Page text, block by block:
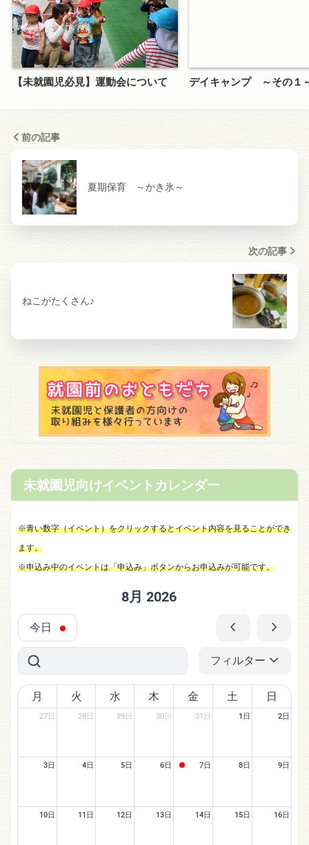
【未就園児必見】運動会について デイキャンプ ～その１
前の記事
夏期保育 ～かき氷～
次の記事
ねこがたくさん♪
未就園児向けイベントカレンダー
※青い数字（イベント）をクリックするとイベント内容を見ることができ
ます。
※申込み中のイベントは「申込み」ボタンからお申込みが可能です。
今日
8月 2026
フィルター
月 火 水 木 金 土 日
27日 28日 29日 30日 31日 1日 2日
3日 4日 5日 6日 7日 8日 9日
10日 11日 12日 13日 14日 15日 16日